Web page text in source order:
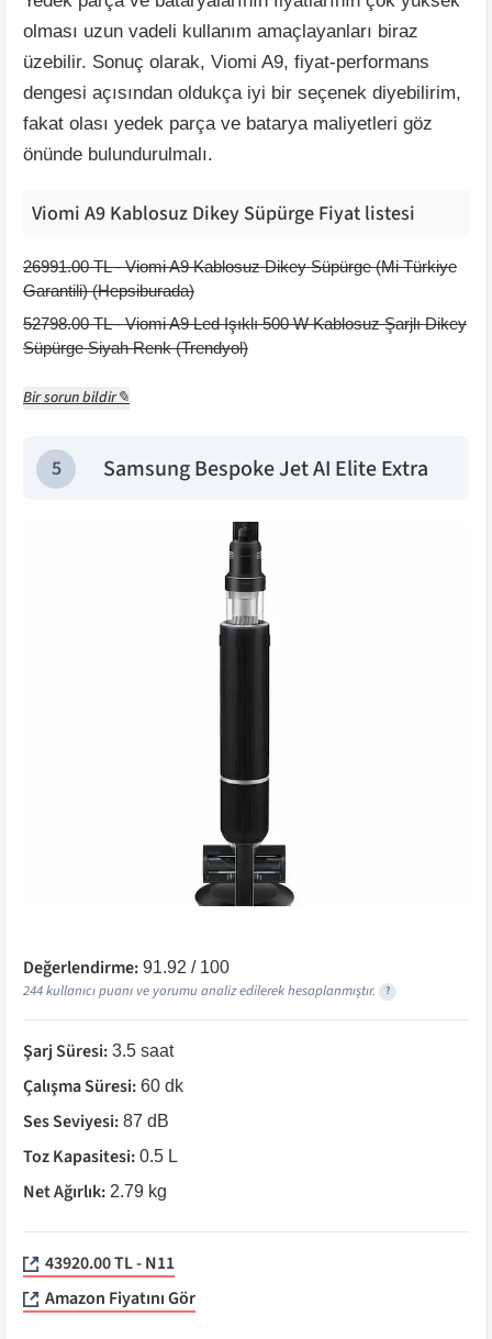
olması uzun vadeli kullanım amaçlayanları biraz
üzebilir. Sonuç olarak, Viomi A9, fiyat-performans
dengesi açısından oldukça iyi bir seçenek diyebilirim,
fakat olası yedek parça ve batarya maliyetleri göz
önünde bulundurulmalı.
Viomi A9 Kablosuz Dikey Süpürge Fiyat listesi
26991.00TL -Viomi A9 Kablosuz Dikey Süpürge (Mi Türkiye
Garantili)(Hepsiburada)
52798.00TL -Viomi A9 Led Işıklı 500 W Kablosuz Şarjlı Dikey
Süpürge Siyah Renk(Trendyol)
Bir sorun bildir✎
5 Samsung Bespoke Jet AI Elite Extra
Değerlendirme: 91.92 / 100
244kullanıcı puanı ve yorumu analiz edilerek hesaplanmıştır. ?
Şarj Süresi: 3.5 saat
Çalışma Süresi: 60 dk
Ses Seviyesi: 87 dB
Toz Kapasitesi: 0.5 L
Net Ağırlık: 2.79 kg
43920.00 TL - N11
Amazon Fiyatını Gör